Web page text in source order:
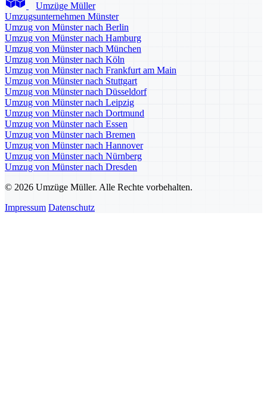
Umzüge Müller
Umzugsunternehmen Münster
Umzug von Münster nach Berlin
Umzug von Münster nach Hamburg
Umzug von Münster nach München
Umzug von Münster nach Köln
Umzug von Münster nach Frankfurt am Main
Umzug von Münster nach Stuttgart
Umzug von Münster nach Düsseldorf
Umzug von Münster nach Leipzig
Umzug von Münster nach Dortmund
Umzug von Münster nach Essen
Umzug von Münster nach Bremen
Umzug von Münster nach Hannover
Umzug von Münster nach Nürnberg
Umzug von Münster nach Dresden
© 2026 Umzüge Müller. Alle Rechte vorbehalten.
Impressum Datenschutz